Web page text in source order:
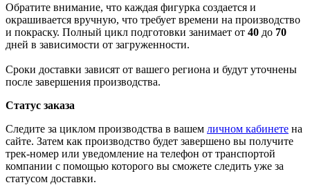
Обратите внимание, что каждая фигурка создается и
окрашивается вручную, что требует времени на производство
и покраску. Полный цикл подготовки занимает от 40 до 70
дней в зависимости от загруженности.
Сроки доставки зависят от вашего региона и будут уточнены
после завершения производства.
Статус заказа
Следите за циклом производства в вашем личном кабинете на
сайте. Затем как производство будет завершено вы получите
трек-номер или уведомление на телефон от транспортой
компании с помощью которого вы сможете следить уже за
статусом доставки.